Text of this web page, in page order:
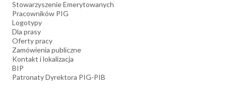
Stowarzyszenie Emerytowanych
Pracowników PIG
Logotypy
Dla prasy
Oferty pracy
Zamówienia publiczne
Kontakt i lokalizacja
BIP
Patronaty Dyrektora PIG-PIB